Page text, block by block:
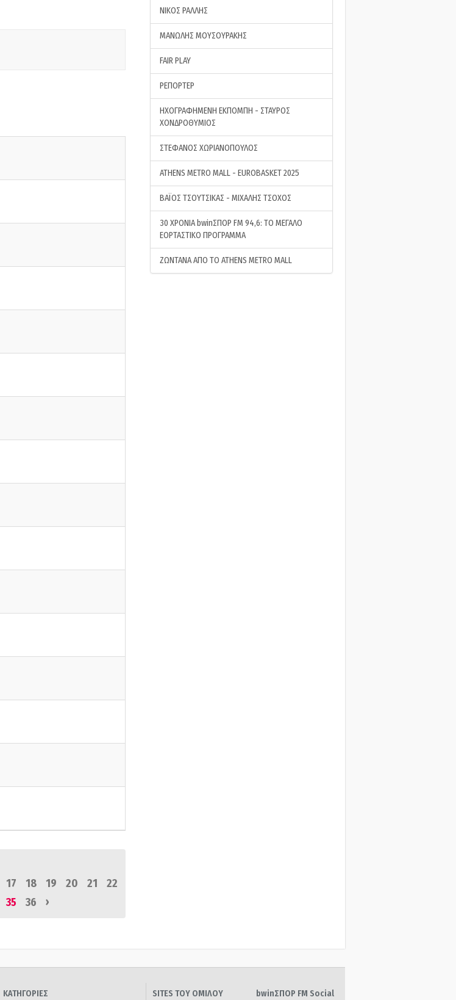
17 18 19 20 21
22
35 36 ›
ΝΙΚΟΣ ΡΑΛΛΗΣ
ΜΑΝΩΛΗΣ ΜΟΥΣΟΥΡΑΚΗΣ
FAIR PLAY
ΡΕΠΟΡΤΕΡ
ΗΧΟΓΡΑΦΗΜΕΝΗ ΕΚΠΟΜΠΗ - ΣΤΑΥΡΟΣ
ΧΟΝΔΡΟΘΥΜΙΟΣ
ΣΤΕΦΑΝΟΣ ΧΩΡΙΑΝΟΠΟΥΛΟΣ
ATHENS METRO MALL - EUROBASKET 2025
ΒΑΪΟΣ ΤΣΟΥΤΣΙΚΑΣ - ΜΙΧΑΛΗΣ ΤΣΟΧΟΣ
30 ΧΡΟΝΙΑ bwinΣΠΟΡ FM 94,6: ΤΟ ΜΕΓΑΛΟ
ΕΟΡΤΑΣΤΙΚΟ ΠΡΟΓΡΑΜΜΑ
ΖΩΝΤΑΝΑ ΑΠΟ ΤΟ ATHENS METRO MALL
ΚΑΤΗΓΟΡΙΕΣ SITES ΤΟΥ ΟΜΙΛΟΥ bwinΣΠΟΡ FM Social